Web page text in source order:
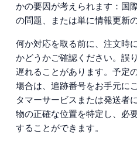
かの要因が考えられます：国
の問題、または単に情報更新
何か対応を取る前に、注文時
かどうかご確認ください。誤
遅れることがあります。予定
場合は、追跡番号をお手元に
タマーサービスまたは発送者
物の正確な位置を特定し、必
することができます。